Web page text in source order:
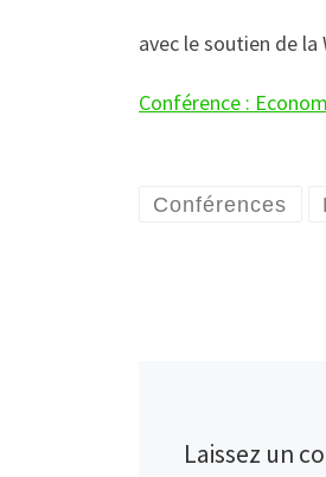
avec le soutien de
Conférence :
Conférences
Laissez un